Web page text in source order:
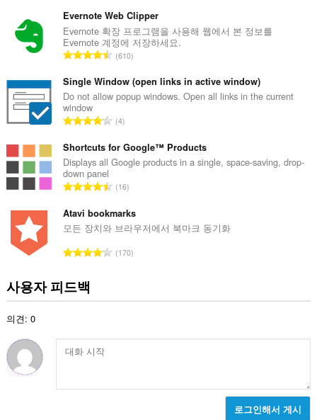
니
다.
급
수
:
Evernote Web Clipper
Evernote 확장 프로그램을 사용해 웹에서 본 정보를
Evernote 계정에 저장하세요.
총
급
수
610
Single Window (open links in active window)
Do not allow popup windows. Open all links in the current
window
총
급
수
4
Shortcuts for Google™ Products
Displays all Google products in a single, space-saving, drop-
down panel
총
급
수
16
Atavi bookmarks
모든 장치와 브라우저에서 북마크 동기화
총170
사용자 피드백
의견: 0
로그인해서 게시